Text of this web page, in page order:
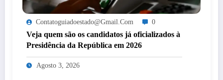
Contatoguiadoestado@gmail.com 0
Veja quem são os candidatos já oficializados à
Presidência da República em 2026
Agosto 3, 2026